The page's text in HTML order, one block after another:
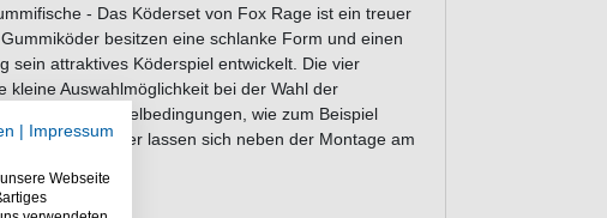
- Das Köderset von Fox Rage ist ein treuer
besitzen eine schlanke Form und einen
sein attraktives Köderspiel entwickelt. Die vier
Auswahlmöglichkeit bei der Wahl der
Angelbedingungen, wie zum Beispiel
Die Gummiköder lassen sich neben der Montage am
Impressum
Webseite